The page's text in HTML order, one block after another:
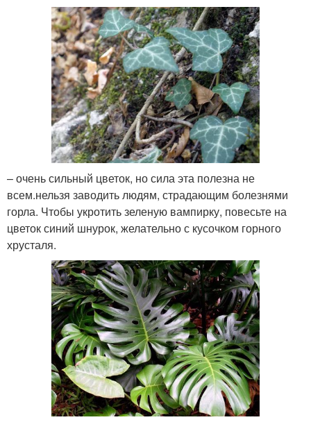
– очень сильный цветок, но сила эта полезна не
всем.нельзя заводить людям, страдающим болезнями
горла. Чтобы укротить зеленую вампирку, повесьте на
цветок синий шнурок, желательно с кусочком горного
хрусталя.